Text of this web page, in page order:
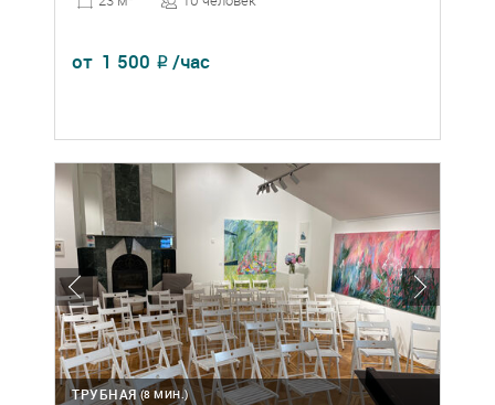
от 1 500 ₽ /час
(8 МИН.)
ТРУБНАЯ